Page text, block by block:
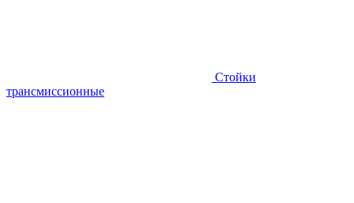
Стойки
трансмиссионные